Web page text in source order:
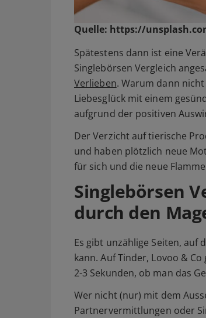
Quelle: https://
Spätestens dann ist eine
Singlebörsen Vergleich
Verlieben. Warum dann
Liebesglück mit einem
aufgrund der positiven
Der Verzicht auf tierische
und haben plötzlich neue
für sich und die neue
Singlebörsen
durch den
Es gibt unzählige Seiten,
kann. Auf Tinder, Lovoo &
2-3 Sekunden, ob man das
Wer nicht (nur) mit dem
Partnervermittlungen oder